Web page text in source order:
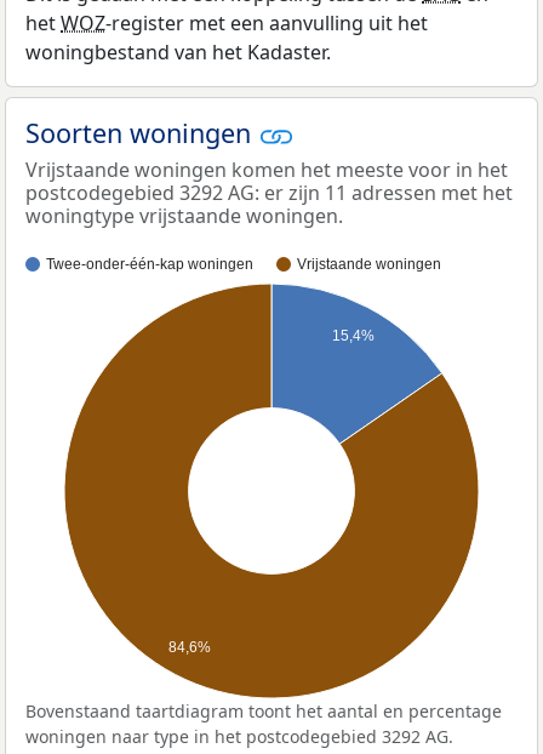
hetWOZ-register met een aanvulling uit het
woningbestand van het Kadaster.
Soorten woningen
Vrijstaande woningen komen het meeste voor in het
postcodegebied 3292 AG: er zijn 11 adressen met het
woningtype vrijstaande woningen.
Twee-onder-één-kap woningen Vrijstaande woningen
15,4%
84,6%
Bovenstaand taartdiagram toont het aantal en percentage
woningen naar type in het postcodegebied 3292 AG.